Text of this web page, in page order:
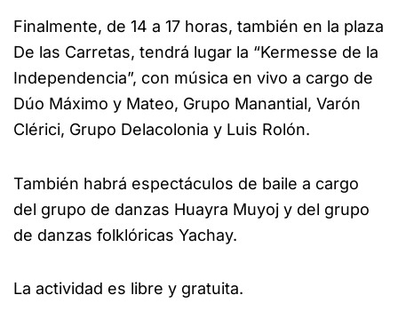
Finalmente, de 14 a 17 horas, también en la plaza
De las Carretas, tendrá lugar la “Kermesse de la
Independencia”, con música en vivo a cargo de
Dúo Máximo y Mateo, Grupo Manantial, Varón
Clérici, Grupo Delacolonia y Luis Rolón.
También habrá espectáculos de baile a cargo
del grupo de danzas Huayra Muyoj y del grupo
de danzas folklóricas Yachay.
La actividad es libre y gratuita.